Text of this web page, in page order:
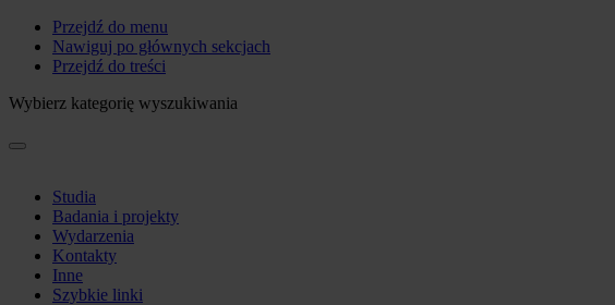
Przejdź do menu
Nawiguj po głównych sekcjach
Przejdź do treści
Wybierz kategorię wyszukiwania
Studia
Badania i projekty
Wydarzenia
Kontakty
Inne
Szybkie linki